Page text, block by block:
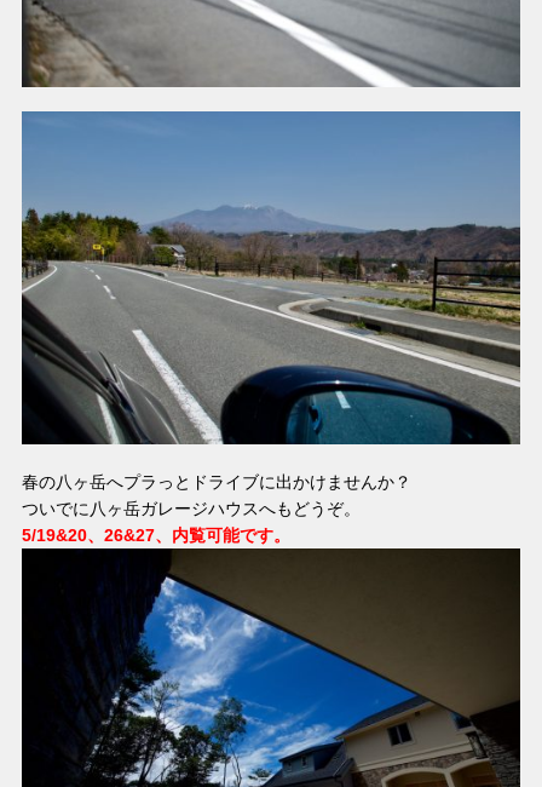
春の八ヶ岳へプラっとドライブに出かけませんか？
ついでに八ヶ岳ガレージハウスへもどうぞ。
5/19&20、26&27、内覧可能です。